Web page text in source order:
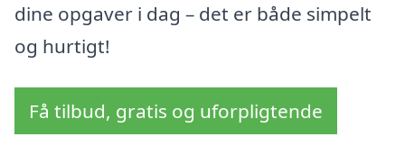
dine opgaver i dag – det er både simpelt
og hurtigt!
Få tilbud, gratis og uforpligtende